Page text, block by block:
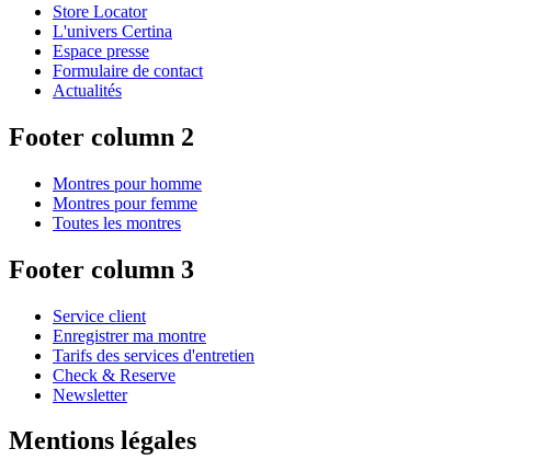
Store Locator
L'univers Certina
Espace presse
Formulaire de contact
Actualités
Footer column 2
Montres pour homme
Montres pour femme
Toutes les montres
Footer column 3
Service client
Enregistrer ma montre
Tarifs des services d'entretien
Check & Reserve
Newsletter
Mentions légales